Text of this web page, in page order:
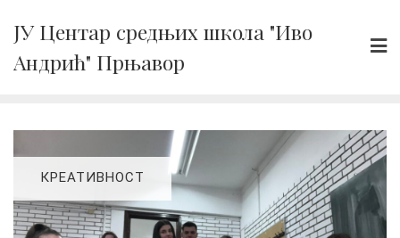
content
ЈУ Центар средњих школа "Иво
Андрић" Прњавор
КРЕАТИВНОСТ